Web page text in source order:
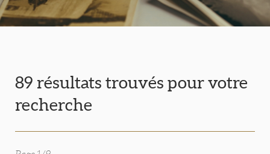
89 résultats trouvés pour votre
recherche